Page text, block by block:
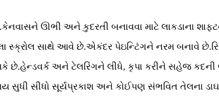
ઊભી અને કુદરતી બનાવવા માટે લાકડાના
સ્ક્રોલ સાથે આવે છે.એકંદર પેઇન્ટિંગને નરમ બનાવે
છે.હેન્ડવર્ક અને ટેલરિંગને લીધે, કૃપા કરીને સહેજ
સુધી સીધો સૂર્યપ્રકાશ અને કોઈપણ સંભવિત તેલના ડાઘ